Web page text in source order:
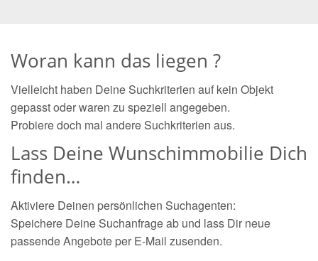
Woran kann das liegen ?
Vielleicht haben Deine Suchkriterien auf kein Objekt
gepasst oder waren zu speziell angegeben.
Probiere doch mal andere Suchkriterien aus.
Lass Deine Wunschimmobilie Dich
finden…
Aktiviere Deinen persönlichen Suchagenten:
Speichere Deine Suchanfrage ab und lass Dir neue
passende Angebote per E-Mail zusenden.